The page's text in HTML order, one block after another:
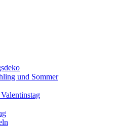
und Sommer